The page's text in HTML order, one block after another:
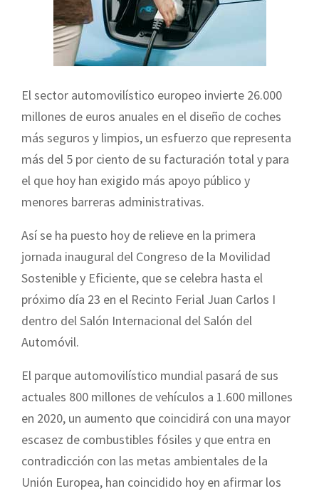
El sector automovilístico europeo invierte 26.000
millones de euros anuales en el diseño de coches
más seguros y limpios, un esfuerzo que representa
más del 5 por ciento de su facturación total y para
el que hoy han exigido más apoyo público y
menores barreras administrativas.
Así se ha puesto hoy de relieve en la primera
jornada inaugural del Congreso de la Movilidad
Sostenible y Eficiente, que se celebra hasta el
próximo día 23 en el Recinto Ferial Juan Carlos I
dentro del Salón Internacional del Salón del
Automóvil.
El parque automovilístico mundial pasará de sus
actuales 800 millones de vehículos a 1.600 millones
en 2020, un aumento que coincidirá con una mayor
escasez de combustibles fósiles y que entra en
contradicción con las metas ambientales de la
Unión Europea, han coincidido hoy en afirmar los